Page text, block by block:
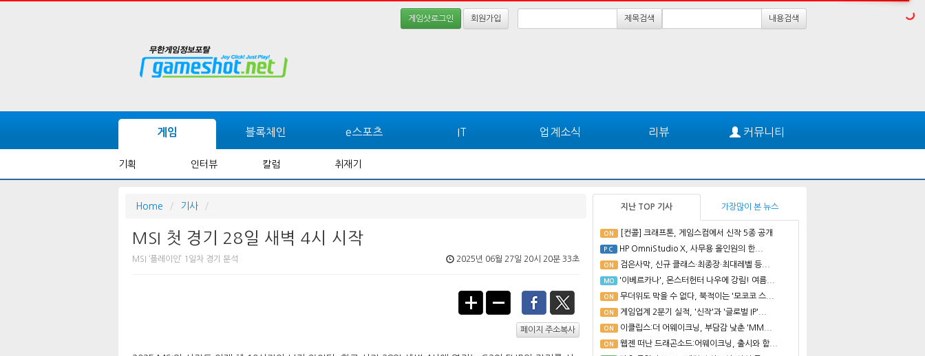
게임샷로그인 회원가입 제목검색 내용검색
게임 블록체인 e스포츠 IT 업계소식 리뷰 커뮤니티
기획 인터뷰 칼럼 취재기
Home 기사
MSI 첫 경기 28일 새벽 4시 시작
MSI ‘플레이인’ 1일차 경기 분석 2025년 06월 27일 20시 20분 33초
페이지 주소복사
지난 TOP 기사 가장많이 본 뉴스
ON [컨콜] 크래프톤, 게임스컴에서 신작 5종 공개
PC HP OmniStudio X, 사무용 올인원의 한...
ON 검은사막, 신규 클래스·최종장·최대레벨 등...
MO '이베르카나', 몬스터헌터 나우에 강림! 여름...
ON 무더위도 막을 수 없다, 북적이는 '모코코 스...
ON 게임업계 2분기 실적, '신작'과 '글로벌 IP'...
ON 이클립스:더 어웨이크닝, 부담감 낮춘 'MM...
ON 웹젠 떠난 드래곤소드:어웨이크닝, 출시와 함...